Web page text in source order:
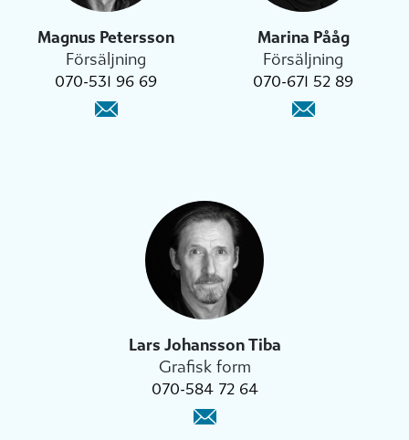
Magnus Petersson
Försäljning
070-531 96 69
Marina Pååg
Försäljning
070-671 52 89
Lars Johansson Tiba
Grafisk form
070-584 72 64